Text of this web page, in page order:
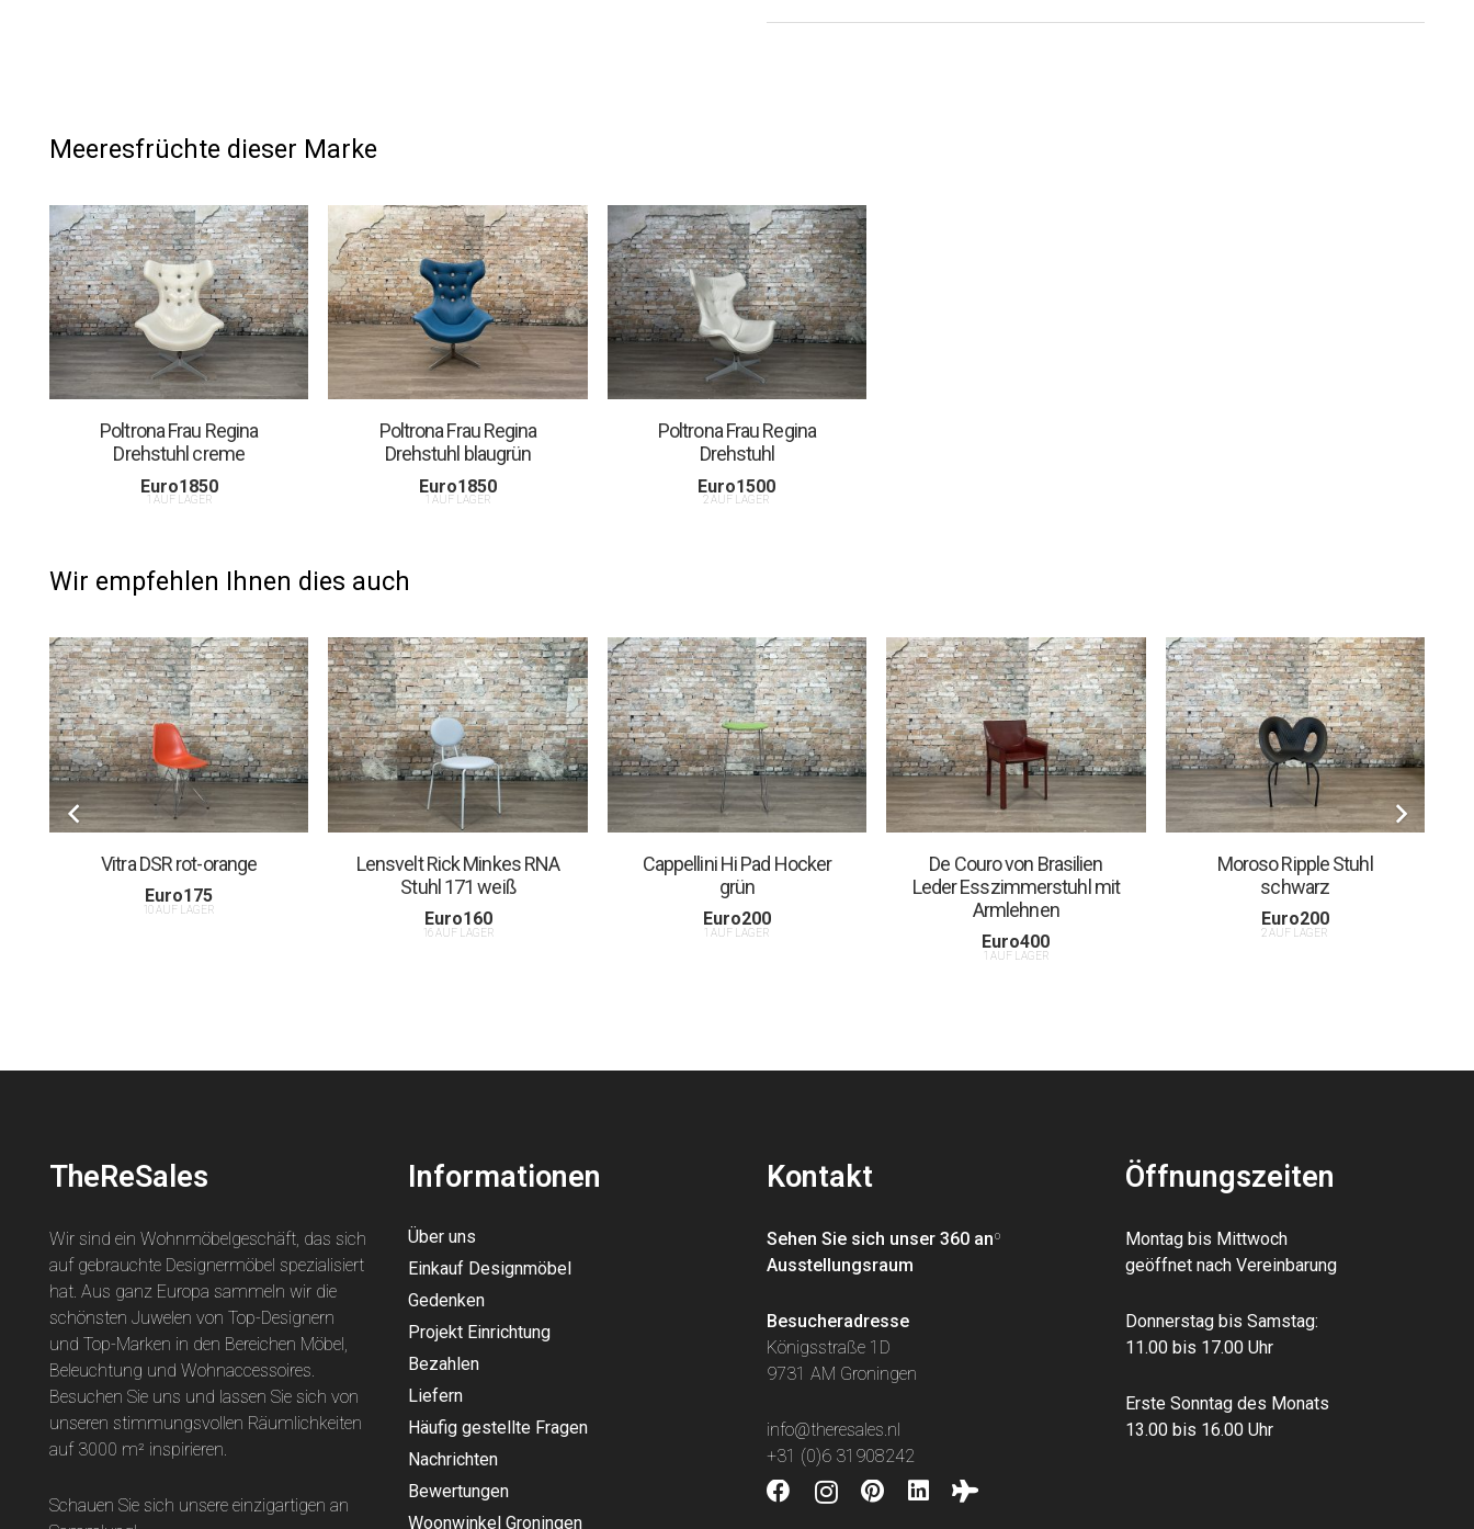
Meeresfrüchte dieser Marke
Poltrona Frau Regina
Drehstuhl creme
Euro1850
1 AUF LAGER
Poltrona Frau Regina
Drehstuhl blaugrün
Euro1850
1 AUF LAGER
Poltrona Frau Regina
Drehstuhl
Euro1500
2 AUF LAGER
Wir empfehlen Ihnen dies auch
Vitra DSR rot-orange
Euro175
10 AUF LAGER
Lensvelt Rick Minkes RNA
Stuhl 171 weiß
Euro160
16 AUF LAGER
Cappellini Hi Pad Hocker
grün
Euro200
1 AUF LAGER
De Couro von Brasilien
Leder Esszimmerstuhl mit
Armlehnen
Euro400
1 AUF LAGER
Moroso Ripple Stuhl
schwarz
Euro200
2 AUF LAGER
TheReSales
Wir sind ein Wohnmöbelgeschäft, das sich
auf gebrauchte Designermöbel spezialisiert
hat. Aus ganz Europa sammeln wir die
schönsten Juwelen von Top-Designern
und Top-Marken in den Bereichen Möbel,
Beleuchtung und Wohnaccessoires.
Besuchen Sie uns und lassen Sie sich von
unseren stimmungsvollen Räumlichkeiten
auf 3000 m² inspirieren.
Schauen Sie sich unsere einzigartigen an
Informationen
Über uns
Einkauf Designmöbel
Gedenken
Projekt Einrichtung
Bezahlen
Liefern
Häufig gestellte Fragen
Nachrichten
Bewertungen
Woonwinkel Groningen
Kontakt
Sehen Sie sich unser 360 anº
Ausstellungsraum
Besucheradresse
Königsstraße 1D
9731 AM Groningen
info@theresales.nl
+31 (0)6 31908242
Öffnungszeiten
Montag bis Mittwoch
geöffnet nach Vereinbarung
Donnerstag bis Samstag:
11.00 bis 17.00 Uhr
Erste Sonntag des Monats
13.00 bis 16.00 Uhr